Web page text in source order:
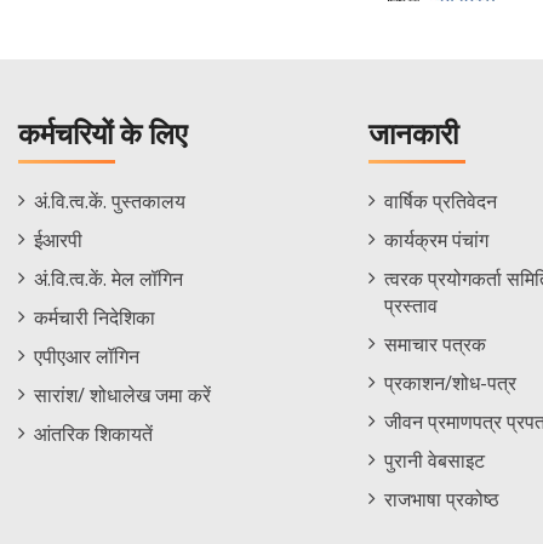
कर्मचरियों के लिए
Staff
Footer
Menu
अं.वि.त्व.कें. पुस्तकालय
ईआरपी
अं.वि.त्व.कें. मेल लॉगिन
कर्मचारी निदेशिका
एपीएआर लॉगिन
सारांश/ शोधालेख जमा करें
आंतरिक शिकायतें
जानकारी
Informations
Menu
वार्षिक प्रतिवेदन
कार्यक्रम पंचांग
त्वरक प्रयोगकर्ता
प्रस्ताव
समाचार पत्रक
प्रकाशन/शोध-पत्र
जीवन प्रमाणपत्र
पुरानी वेबसाइट
राजभाषा प्रकोष्ठ